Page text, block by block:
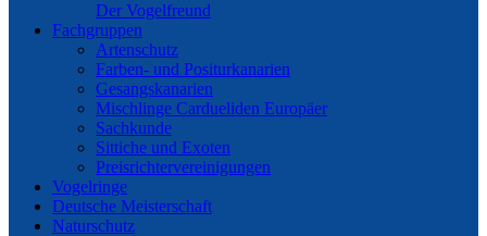
Der Vogelfreund
Fachgruppen
Artenschutz
Farben- und Positurkanarien
Gesangskanarien
Mischlinge Cardueliden Europäer
Sachkunde
Sittiche und Exoten
Preisrichtervereinigungen
Vogelringe
Deutsche Meisterschaft
Naturschutz